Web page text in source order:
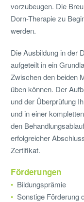
vorzubeugen. Die
Dorn-Therapie zu
werden.
Die Ausbildung in der
aufgeteilt in ein
Zwischen den beiden
üben können. Der
und der Überprüfung
und in einer
den
erfolgreicher
Zertifikat.
Förderungen
Bildungsprämie
Sonstige Förderung